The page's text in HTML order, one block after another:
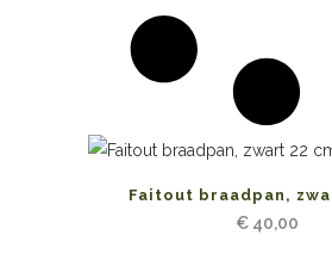
Faitout braadpan,
€40,00